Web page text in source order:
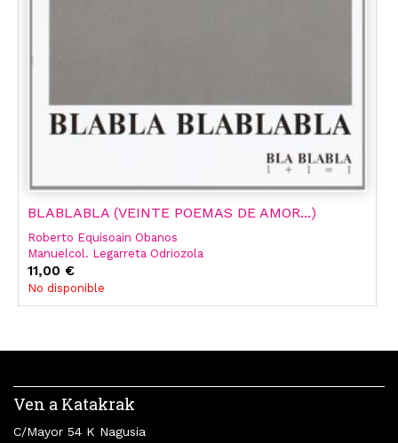
BLABLABLA (VEINTE POEMAS DE AMOR...)
Roberto Equisoain Obanos
Manuelcol. Legarreta Odriozola
Garikoitzed. Lit. Fraga Angoitia
11,00 €
No disponible
Ven a Katakrak
C/Mayor 54 K Nagusia